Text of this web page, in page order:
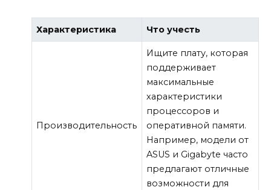
Характеристика Что учесть
Производительность
Ищите плату, которая
поддерживает
максимальные
характеристики
процессоров и
оперативной памяти.
Например, модели от
ASUS и Gigabyte часто
предлагают отличные
возможности для